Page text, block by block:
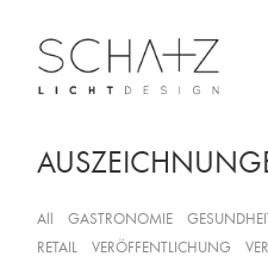
All GASTRONOMIE
RETAIL
VERÖFFENTLICHUNG